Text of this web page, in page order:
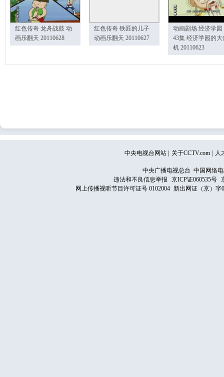
红色传奇 龙舟战鼓 动
画乐翻天 20110628
红色传奇 铁匠的儿子
动画乐翻天 20110627
动画剧场 经济学园
43集 经济学园的大
机 20110623
中央电视台网站 关于CCTV.com 人
中央广播电视总台 中国网络
违法和不良信息举报
京ICP证060535号
网上传播视听节目许可证号 0102004 新出网证（京）